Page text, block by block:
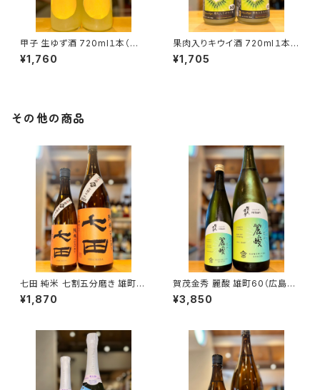
甲子 生ゆず酒 720ml１本（飯
沼本家・千葉県印旛郡酒々井
町）
¥1,760
果肉入りキウイ酒 720ml１本
（麻原酒造・埼玉県入間郡毛呂
山町）
¥1,705
その他の商品
七田 純米 七割五分磨き 雄町
無濾過生 720ml１本（天山酒
造・佐賀県小城市小城町）
¥1,870
賀茂金秀 麗酸 雄町60（広島限
定）1800ml１本（金光酒造・広
島県東広島市黒瀬町）
¥3,850